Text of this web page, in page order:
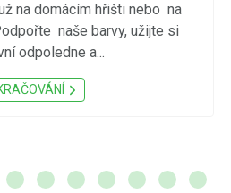
na domácím hřišti nebo na
naše barvy, užijte si
odpoledne a...